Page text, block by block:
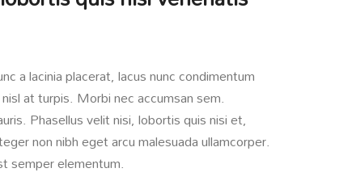
a lacinia placerat, lacus nunc condimentum
at turpis. Morbi nec accumsan sem.
Phasellus velit nisi, lobortis quis nisi et,
non nibh eget arcu malesuada ullamcorper.
semper elementum.